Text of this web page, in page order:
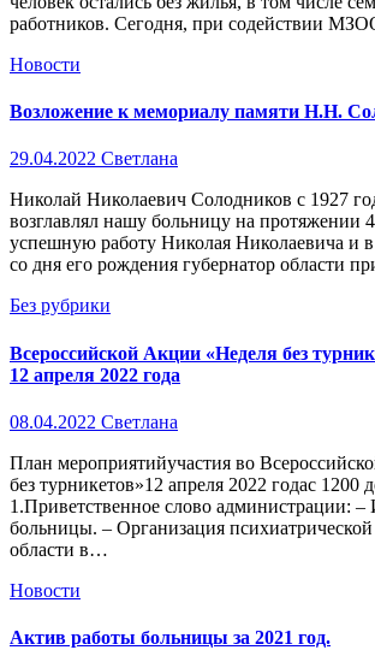
работников. Сегодня, при содействии
Новости
Возложение к мемориалу памяти Н.Н.
29.04.2022 Светлана
Николай Николаевич Солодников с 1927
возглавлял нашу больницу на протяжении
успешную работу Николая Николаевича и в
со дня его рождения губернатор области
Без рубрики
Всероссийской Акции «Неделя без
12 апреля 2022 года
08.04.2022 Светлана
План мероприятийучастия во
без турникетов»12 апреля 2022 годас 1200
1.Приветственное слово администрации: –
больницы. – Организация
области в…
Новости
Актив работы больницы за 2021 год.